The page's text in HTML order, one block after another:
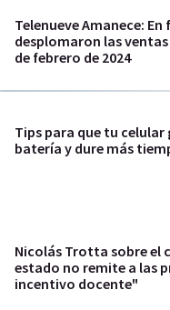
Telenueve Amanece: En
desplomaron las
de febrero de 2024
Tips para que tu celular
batería y dure más
Nicolás Trotta sobre el
estado no remite a las
incentivo docente"